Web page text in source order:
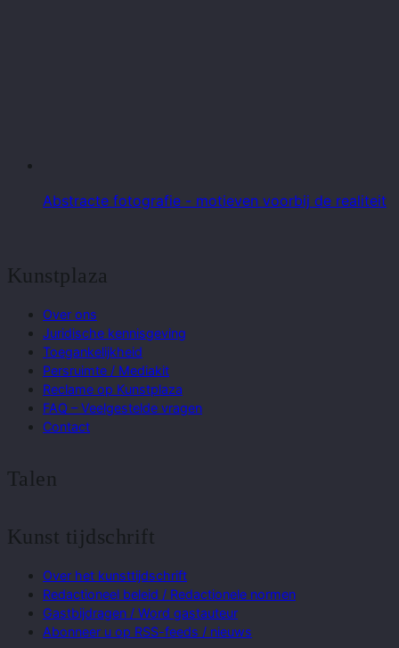
Abstracte fotografie - motieven voorbij de realiteit
Kunstplaza
Over ons
Juridische kennisgeving
Toegankelijkheid
Persruimte / Mediakit
Reclame op Kunstplaza
FAQ – Veelgestelde vragen
Contact
Talen
Kunst tijdschrift
Over het kunsttijdschrift
Redactioneel beleid / Redactionele normen
Gastbijdragen / Word gastauteur
Abonneer u op RSS-feeds / nieuws